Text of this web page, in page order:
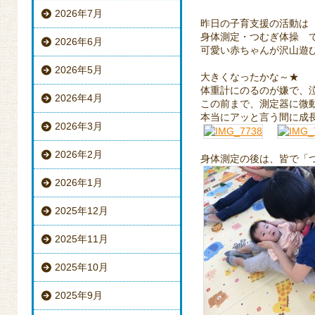
2026年7月
2026年6月
2026年5月
2026年4月
2026年3月
2026年2月
2026年1月
2025年12月
2025年11月
2025年10月
2025年9月
昨日の子育支援の活動は
身体測定・つむぎ体操
可愛い赤ちゃんが沢山遊
大きくなったかな～★
体重計にのるのが嫌で、
この前まで、測定器に微
本当にアッと言う間に成
身体測定の後は、皆で「